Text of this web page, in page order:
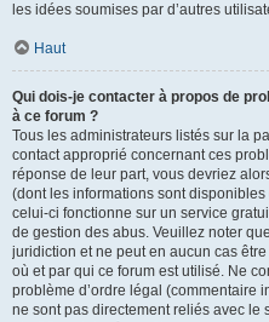
les idées soumises par d’autres
Haut
Qui dois-je contacter à propos de
à ce forum ?
Tous les administrateurs listés sur la
contact approprié concernant ces
réponse de leur part, vous devriez
(dont les informations sont disponibles
celui-ci fonctionne sur un service
de gestion des abus. Veuillez noter
juridiction et ne peut en aucun cas
où et par qui ce forum est utilisé. Ne
problème d’ordre légal (commentaire
ne sont pas directement reliés avec le